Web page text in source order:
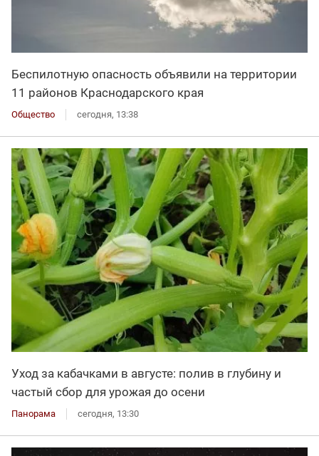
Беспилотную опасность объявили на территории
11 районов Краснодарского края
Общество сегодня, 13:38
Уход за кабачками в августе: полив в глубину и
частый сбор для урожая до осени
Панорама сегодня, 13:30